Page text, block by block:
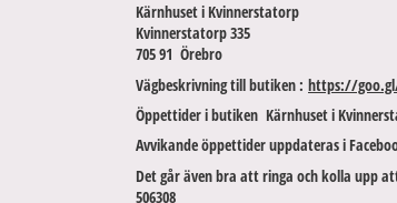
Kärnhuset i Kvinnerstatorp
Kvinnerstatorp 335
705 91 Örebro
Vägbeskrivning till butiken : https://
Öppettider i butiken Kärnhuset i
Avvikande öppettider uppdateras i
Det går även bra att ringa och kolla upp
506308